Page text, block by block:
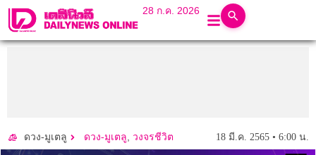
28 ก.ค. 2026
ดวง-มูเตลู ดวง-มูเตลู, วงจรชีวิต 18 มี.ค. 2565 • 6:00 น.